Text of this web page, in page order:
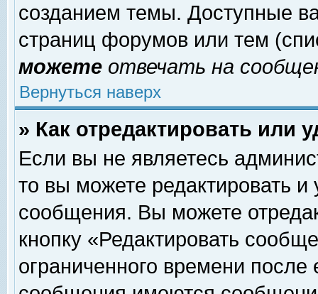
созданием темы. Доступные
страниц форумов или тем
можете отвечать на
Вернуться наверх
» Как отредактировать или
Если вы не являетесь
то вы можете редактировать и
сообщения. Вы можете
кнопку «Редактировать
ограниченного времени